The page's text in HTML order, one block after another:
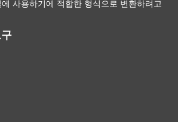
사용하기에 적합한 형식으로 변환하려고